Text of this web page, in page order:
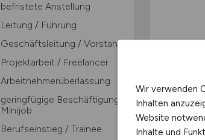
befristete Anstellung
Leitung / Führung
Geschäftsleitung / Vorstand
Projektarbeit / Freelancer
Arbeitnehmerüberlassung
geringfügige Beschäftigung /
Minijob
Berufseinstieg / Trainee
Wir verwenden
Inhalten
Website
Inhalte und